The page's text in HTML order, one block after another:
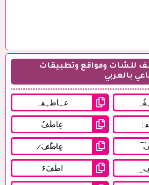
للشات ومواقع وتطبيقات
بالعربي